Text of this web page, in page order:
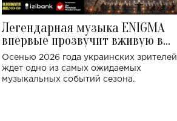
Легендарная музыка ENIGMA
впервые прозвучит вживую в
Украине: где состоится концерт
Осенью 2026 года украинских зрителей
ждет одно из самых ожидаемых
музыкальных событий сезона.